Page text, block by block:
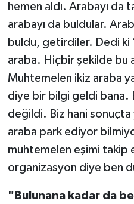
hemen aldı. Arabayı
arabayı da buldular.
buldu, getirdiler. Dedi ki
araba. Hiçbir şekilde bu
Muhtemelen ikiz araba
diye bir bilgi geldi bana.
değildi. Biz hani
araba park ediyor
muhtemelen eşimi takip
organizasyon diye ben
"Bulunana kadar da